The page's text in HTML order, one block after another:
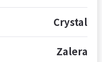
Crystal
Zalera